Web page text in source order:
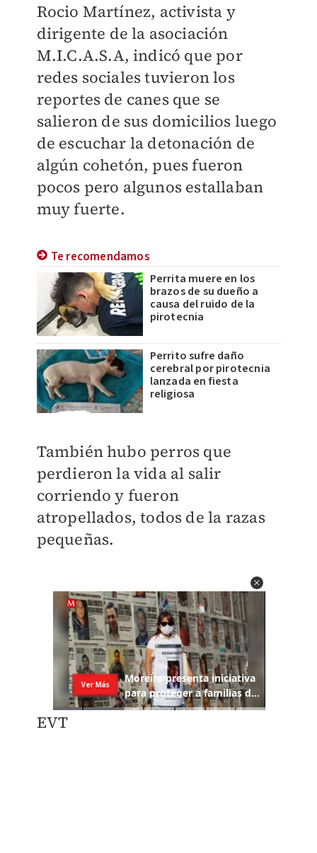
Rocio Martínez, activista y
dirigente de la asociación
M.I.C.A.S.A, indicó que por
redes sociales tuvieron los
reportes de canes que se
salieron de sus domicilios luego
de escuchar la detonación de
algún cohetón, pues fueron
pocos pero algunos estallaban
muy fuerte.
Te recomendamos
Perrita muere en los
brazos de su dueño a
causa del ruido de la
pirotecnia
Perrito sufre daño
cerebral por pirotecnia
lanzada en fiesta
religiosa
También hubo perros que
perdieron la vida al salir
corriendo y fueron
atropellados, todos de la razas
pequeñas.
EVT